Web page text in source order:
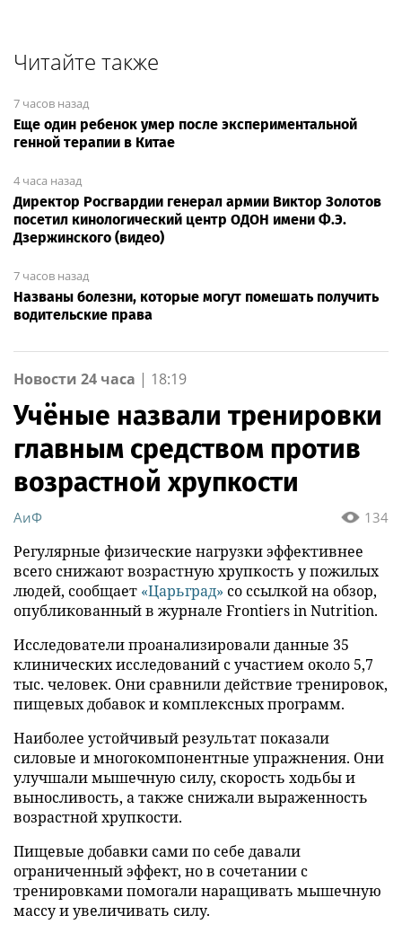
Читайте также
7 часов назад
Еще один ребенок умер после экспериментальной
генной терапии в Китае
4 часа назад
Директор Росгвардии генерал армии Виктор Золотов
посетил кинологический центр ОДОН имени Ф.Э.
Дзержинского (видео)
7 часов назад
Названы болезни, которые могут помешать получить
водительские права
Новости 24 часа | 18:19
Учёные назвали тренировки
главным средством против
возрастной хрупкости
134
АиФ
Регулярные физические нагрузки эффективнее
всего снижают возрастную хрупкость у пожилых
людей, сообщает «Царьград» со ссылкой на обзор,
опубликованный в журнале Frontiers in Nutrition.
Исследователи проанализировали данные 35
клинических исследований с участием около 5,7
тыс. человек. Они сравнили действие тренировок,
пищевых добавок и комплексных программ.
Наиболее устойчивый результат показали
силовые и многокомпонентные упражнения. Они
улучшали мышечную силу, скорость ходьбы и
выносливость, а также снижали выраженность
возрастной хрупкости.
Пищевые добавки сами по себе давали
ограниченный эффект, но в сочетании с
тренировками помогали наращивать мышечную
массу и увеличивать силу.